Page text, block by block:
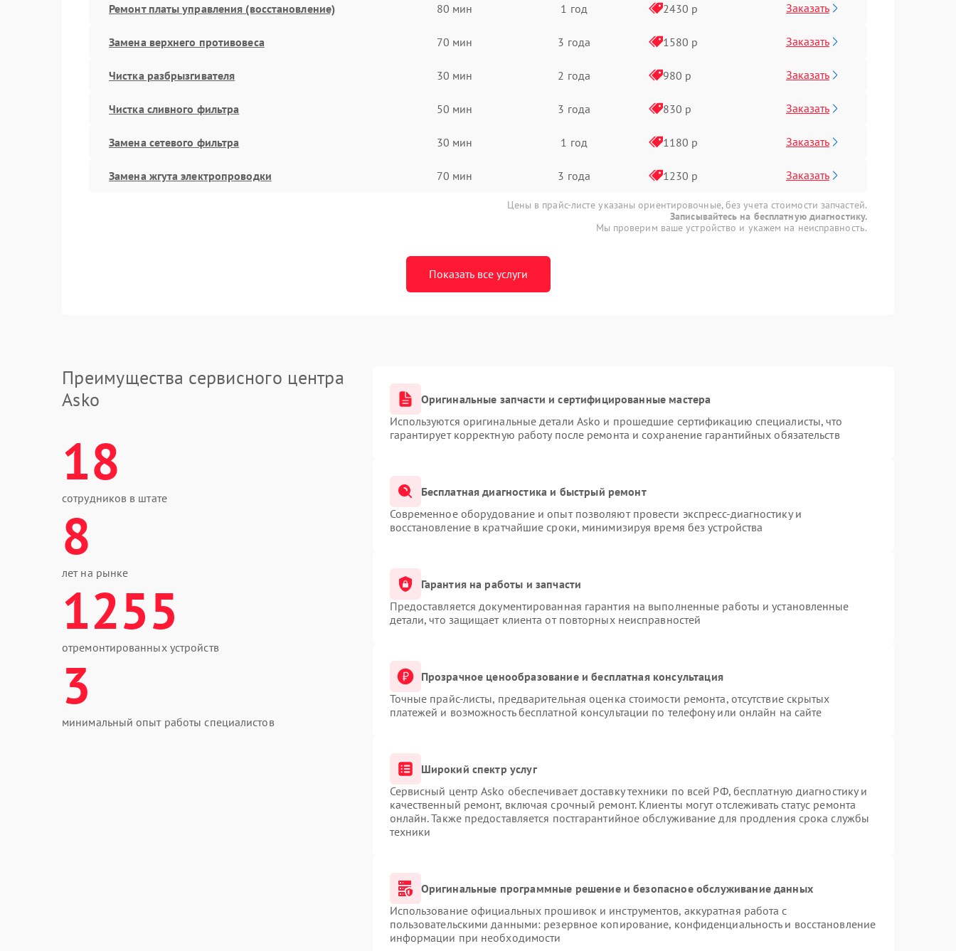
Ремонт платы управления (восстановление) 80 мин 1 год 2430 р Заказать
Замена верхнего противовеса 70 мин 3 года 1580 р Заказать
Чистка разбрызгивателя 30 мин 2 года 980 р Заказать
Чистка сливного фильтра 50 мин 3 года 830 р Заказать
Замена сетевого фильтра 30 мин 1 год 1180 р Заказать
Замена жгута электропроводки 70 мин 3 года 1230 р Заказать
Цены в прайс-листе указаны ориентировочные, без учета стоимости запчастей.
Записывайтесь на бесплатную диагностику.
Мы проверим ваше устройство и укажем на неисправность.
Показать все услуги
Преимущества сервисного центра
Asko
18
сотрудников в штате
8
лет на рынке
1255
отремонтированных устройств
3
минимальный опыт работы специалистов
Оригинальные запчасти и сертифицированные мастера
Используются оригинальные детали Asko и прошедшие сертификацию специалисты, что
гарантирует корректную работу после ремонта и сохранение гарантийных обязательств
Бесплатная диагностика и быстрый ремонт
Современное оборудование и опыт позволяют провести экспресс-диагностику и
восстановление в кратчайшие сроки, минимизируя время без устройства
Гарантия на работы и запчасти
Предоставляется документированная гарантия на выполненные работы и установленные
детали, что защищает клиента от повторных неисправностей
Прозрачное ценообразование и бесплатная консультация
Точные прайс-листы, предварительная оценка стоимости ремонта, отсутствие скрытых
платежей и возможность бесплатной консультации по телефону или онлайн на сайте
Широкий спектр услуг
Сервисный центр Asko обеспечивает доставку техники по всей РФ, бесплатную диагностику и
качественный ремонт, включая срочный ремонт. Клиенты могут отслеживать статус ремонта
онлайн. Также предоставляется постгарантийное обслуживание для продления срока службы
техники
Оригинальные программные решение и безопасное обслуживание данных
Использование официальных прошивок и инструментов, аккуратная работа с
пользовательскими данными: резервное копирование, конфиденциальность и восстановление
информации при необходимости